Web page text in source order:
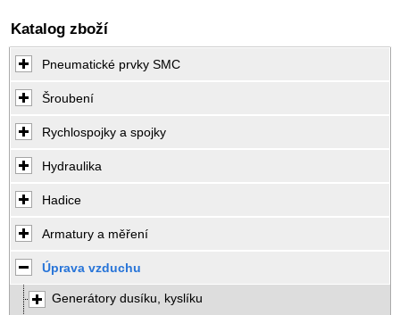
Katalog zboží
Pneumatické prvky SMC
Šroubení
Rychlospojky a spojky
Hydraulika
Hadice
Armatury a měření
Úprava vzduchu
Generátory dusíku, kyslíku